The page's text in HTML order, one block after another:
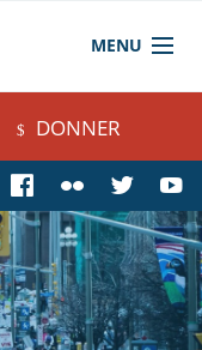
MENU
DONNER